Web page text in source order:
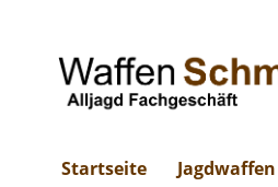
Startseite Jagdwaffen